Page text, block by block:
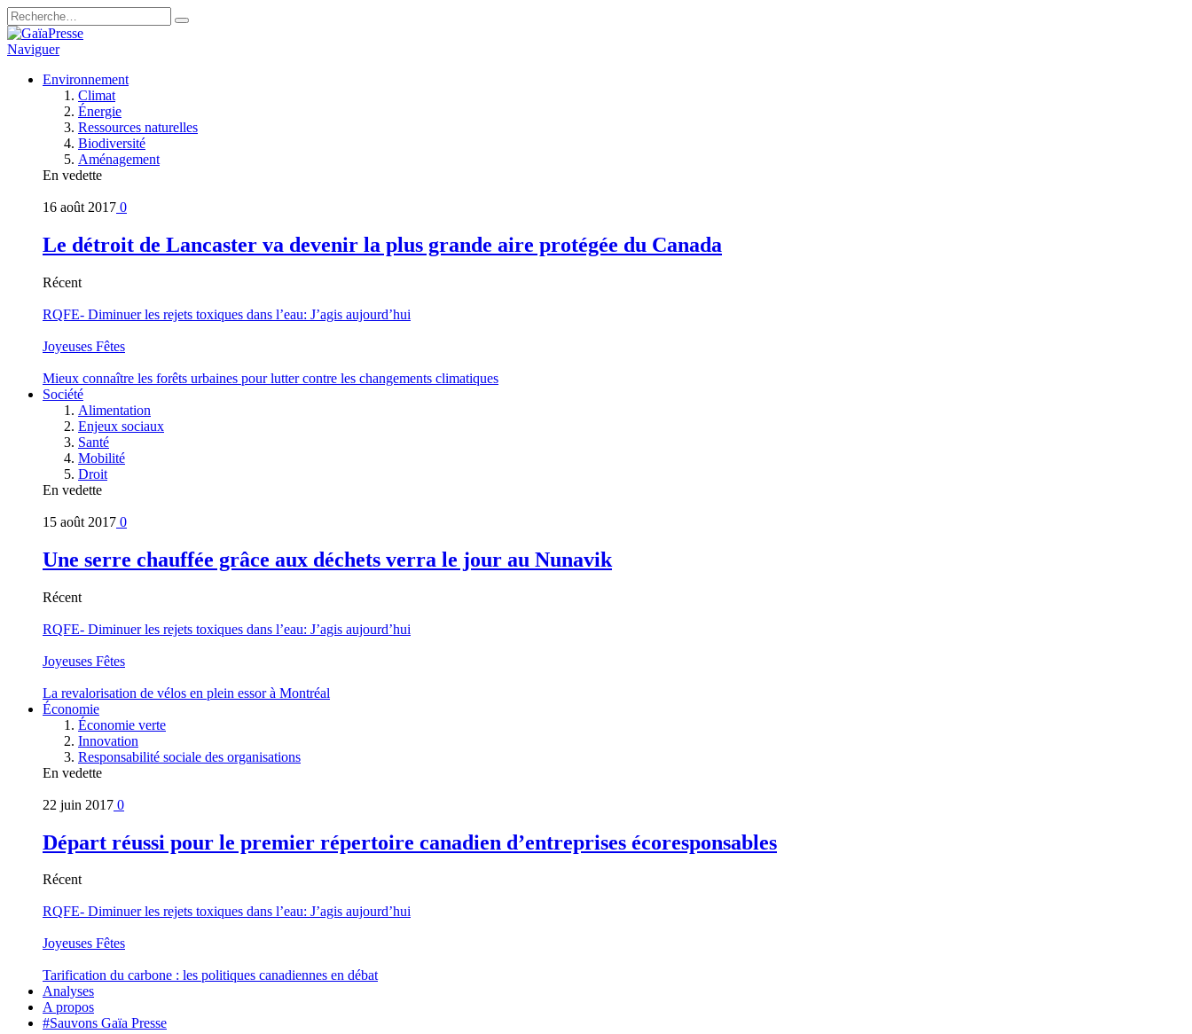
Naviguer
Environnement
Climat
Énergie
Ressources naturelles
Biodiversité
Aménagement
En vedette
16 août 2017 0
Le détroit de Lancaster va devenir la plus grande aire protégée du Canada
Récent
RQFE- Diminuer les rejets toxiques dans l’eau: J’agis aujourd’hui
Joyeuses Fêtes
Mieux connaître les forêts urbaines pour lutter contre les changements climatiques
Société
Alimentation
Enjeux sociaux
Santé
Mobilité
Droit
En vedette
15 août 2017 0
Une serre chauffée grâce aux déchets verra le jour au Nunavik
Récent
RQFE- Diminuer les rejets toxiques dans l’eau: J’agis aujourd’hui
Joyeuses Fêtes
La revalorisation de vélos en plein essor à Montréal
Économie
Économie verte
Innovation
Responsabilité sociale des organisations
En vedette
22 juin 2017 0
Départ réussi pour le premier répertoire canadien d’entreprises écoresponsables
Récent
RQFE- Diminuer les rejets toxiques dans l’eau: J’agis aujourd’hui
Joyeuses Fêtes
Tarification du carbone : les politiques canadiennes en débat
Analyses
A propos
#Sauvons Gaïa Presse